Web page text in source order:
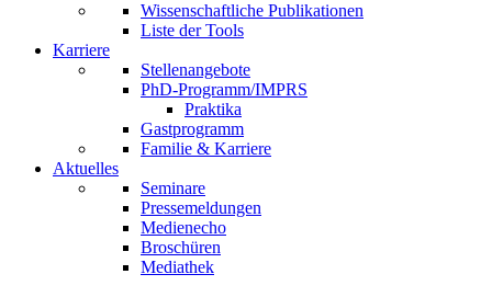
Wissenschaftliche Publikationen
Liste der Tools
Karriere
Stellenangebote
PhD-Programm/IMPRS
Praktika
Gastprogramm
Familie & Karriere
Aktuelles
Seminare
Pressemeldungen
Medienecho
Broschüren
Mediathek